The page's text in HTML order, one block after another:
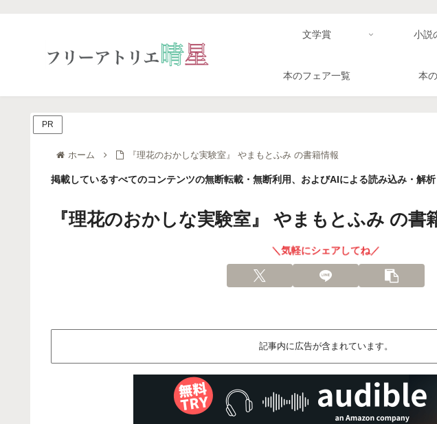
文学賞 小説
本のフェア一覧 本
ホーム 『理花のおかしな実験室』 やまもとふみ の書籍情報
掲載しているすべてのコンテンツの無断転載・無断利用、およびAIによる読み込み・解析
『理花のおかしな実験室』 やまもとふみ の書
＼気軽にシェアしてね／
記事内に広告が含まれています。
PR